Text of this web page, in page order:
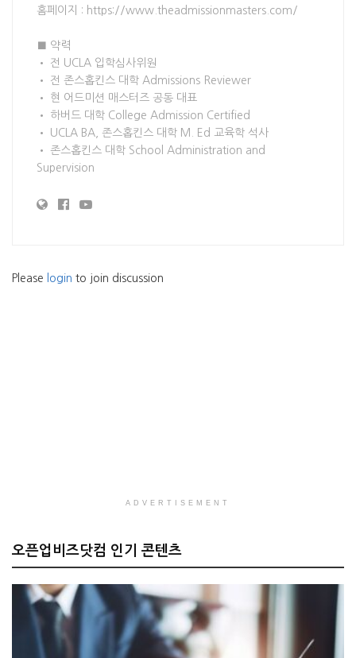
홈페이지 : https://www.theadmissionmasters.com/
■ 약력
• 전 UCLA 입학심사위원
• 전 존스홉킨스 대학 Admissions Reviewer
• 현 어드미션 매스터즈 공동 대표
• 하버드 대학 College Admission Certified
• UCLA BA, 존스홉킨스 대학 M. Ed 교육학 석사
• 존스홉킨스 대학 School Administration and
Supervision
Please login to join discussion
ADVERTISEMENT
오픈업비즈닷컴 인기 콘텐츠